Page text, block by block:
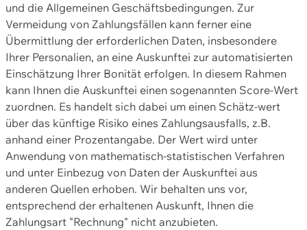
und die Allgemeinen Geschäftsbedingungen. Zur
Vermeidung von Zahlungsfällen kann ferner eine
Übermittlung der erforderlichen Daten, insbesondere
Ihrer Personalien, an eine Auskunftei zur automatisierten
Einschätzung Ihrer Bonität erfolgen. In diesem Rahmen
kann Ihnen die Auskunftei einen sogenannten Score-Wert
zuordnen. Es handelt sich dabei um einen Schätz-wert
über das künftige Risiko eines Zahlungsausfalls, z.B.
anhand einer Prozentangabe. Der Wert wird unter
Anwendung von mathematisch-statistischen Verfahren
und unter Einbezug von Daten der Auskunftei aus
anderen Quellen erhoben. Wir behalten uns vor,
entsprechend der erhaltenen Auskunft, Ihnen die
Zahlungsart "Rechnung" nicht anzubieten.